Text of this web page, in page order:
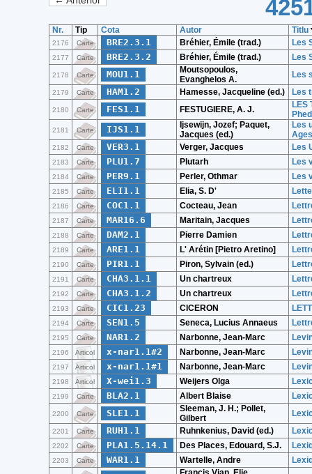
Nr. Tip Cota Autor Titlu
2176 Carte BRE2.3.1 Bréhier, Émile (trad.) Les
2177 Carte BRE2.3.2 Bréhier, Émile (trad.) Les
2178 Carte MOU1.1
Moutsopoulos,
Evanghelos A.
Les
2179 Carte HAM1.2 Hamesse, Jacqueline (ed.) Les
2180 Carte FES1.1 FESTUGIERE, A. J.
LES
2181 Carte IJS1.1
Ijsewijn, Jozef; Paquet,
Jacques (ed.)
Les
Ages
2182 Carte VER3.1 Verger, Jacques Les
2183 Carte PLU1.7 Plutarh Les
2184 Carte PER9.1 Perler, Othmar Les
2185 Carte ELI1.1 Elia, S. D'
2186 Carte COC1.1 Cocteau, Jean
2187 Carte MAR16.6 Maritain, Jacques
2188 Carte DAM2.1 Pierre Damien
2189 Carte ARE1.1 L' Arétin [Pietro Aretino]
2190 Carte PIR1.1 Piron, Sylvain (ed.)
2191 Carte CHA3.1.1 Un chartreux
2192 Carte CHA3.1.2 Un chartreux
2193 Carte CIC1.23 CICERON
2194 Carte SEN1.5 Seneca, Lucius Annaeus
2195 Carte NAR1.2 Narbonne, Jean-Marc
2196 Articol x-nar1.1#2 Narbonne, Jean-Marc
2197 Articol x-nar1.1#1 Narbonne, Jean-Marc
2198 Articol X-wei1.3 Weijers Olga
2199 Carte BLA2.1 Albert Blaise
2200 Carte SLE1.1
Sleeman, J. H.; Pollet,
Gilbert
2201 Carte RUH1.1 Ruhnkenius, David (ed.)
2202 Carte PLA1.5.14.1 Des Places, Edouard, S.J.
2203 Carte WAR1.1 Wartelle, Andre